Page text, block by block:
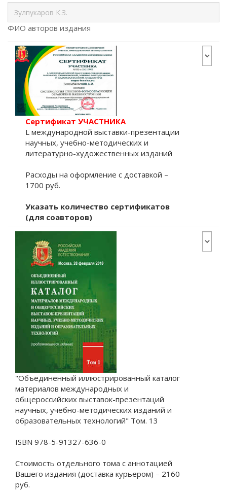
ФИО авторов издания
Сертификат УЧАСТНИКА
L международной выставки-презентации
научных, учебно-методических и
литературно-художественных изданий
Расходы на оформление с доставкой –
1700 руб.
Указать количество сертификатов
(для соавторов)
"Объединенный иллюстрированный каталог
материалов международных и
общероссийских выставок-презентаций
научных, учебно-методических изданий и
образовательных технологий" Том. 13
ISBN 978-5-91327-636-0
Стоимость отдельного тома с аннотацией
Вашего издания (доставка курьером) – 2160
руб.